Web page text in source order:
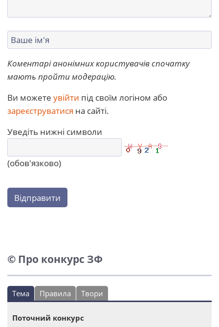
Коментарі анонімних користувачів спочатку
мають пройти модерацію.
Ви можете увійти під своїм логіном або
зареєструватися на сайті.
Уведіть нижні символи
(обов'язково)
Відправити
© Про конкурс ЗФ
Тема Правила Твори
Поточний конкурс